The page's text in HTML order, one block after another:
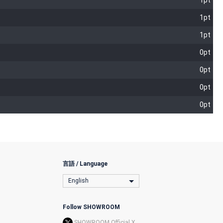
1pt
1pt
0pt
0pt
0pt
0pt
言語 / Language
English
Follow SHOWROOM